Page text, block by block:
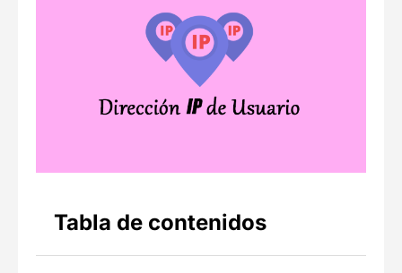
Tabla de contenidos